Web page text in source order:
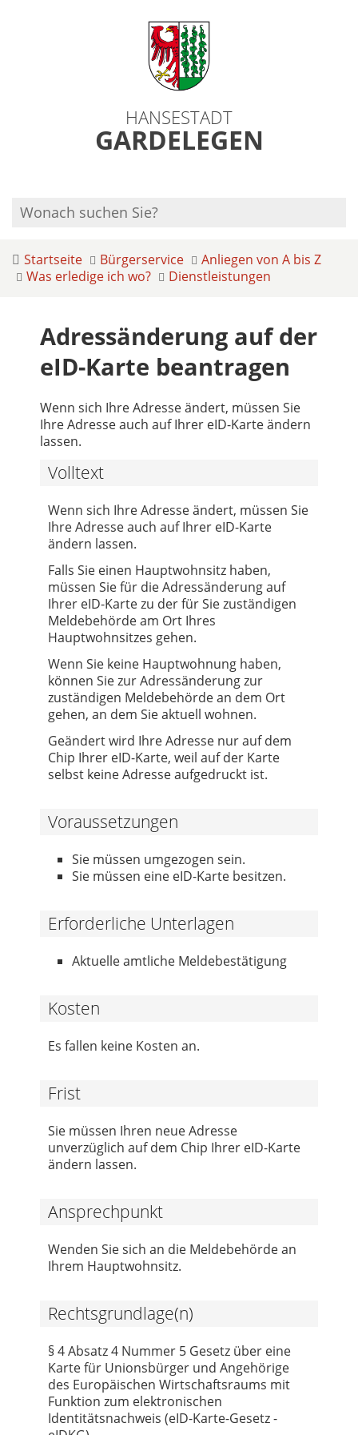
HANSESTADT
GARDELEGEN
Startseite Bürgerservice
Anliegen von A bis Z
Was erledige ich wo?
Dienstleistungen
Adressänderung auf der
eID-Karte beantragen
Wenn sich Ihre Adresse ändert, müssen Sie
Ihre Adresse auch auf Ihrer eID-Karte ändern
lassen.
Volltext
Wenn sich Ihre Adresse ändert, müssen Sie
Ihre Adresse auch auf Ihrer eID-Karte
ändern lassen.
Falls Sie einen Hauptwohnsitz haben,
müssen Sie für die Adressänderung auf
Ihrer eID-Karte zu der für Sie zuständigen
Meldebehörde am Ort Ihres
Hauptwohnsitzes gehen.
Wenn Sie keine Hauptwohnung haben,
können Sie zur Adressänderung zur
zuständigen Meldebehörde an dem Ort
gehen, an dem Sie aktuell wohnen.
Geändert wird Ihre Adresse nur auf dem
Chip Ihrer eID-Karte, weil auf der Karte
selbst keine Adresse aufgedruckt ist.
Voraussetzungen
Sie müssen umgezogen sein.
Sie müssen eine eID-Karte besitzen.
Erforderliche Unterlagen
Aktuelle amtliche Meldebestätigung
Kosten
Es fallen keine Kosten an.
Frist
Sie müssen Ihren neue Adresse
unverzüglich auf dem Chip Ihrer eID-Karte
ändern lassen.
Ansprechpunkt
Wenden Sie sich an die Meldebehörde an
Ihrem Hauptwohnsitz.
Rechtsgrundlage(n)
§ 4 Absatz 4 Nummer 5 Gesetz über eine
Karte für Unionsbürger und Angehörige
des Europäischen Wirtschaftsraums mit
Funktion zum elektronischen
Identitätsnachweis (eID-Karte-Gesetz -